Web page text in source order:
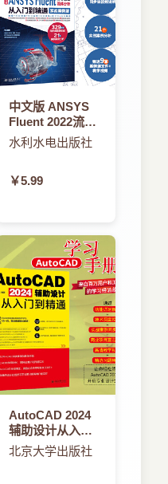
中文版 ANSYS
Fluent 2022流体
分析从入门到精
通（实战案例
ansys fluent数值
水利水电出版社
￥5.99
AutoCAD 2024
辅助设计从入门
到精通
北京大学出版社